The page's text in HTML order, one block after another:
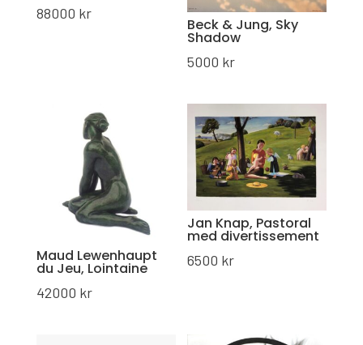
88000 kr
Beck & Jung, Sky
Shadow
5000 kr
Maud Lewenhaupt
du Jeu, Lointaine
42000 kr
Jan Knap, Pastoral
med divertissement
6500 kr